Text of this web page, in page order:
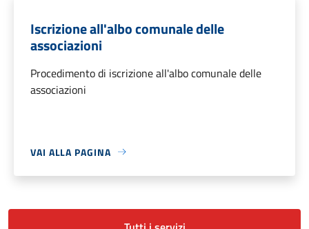
Iscrizione all'albo comunale delle
associazioni
Procedimento di iscrizione all'albo comunale delle
associazioni
VAI ALLA PAGINA